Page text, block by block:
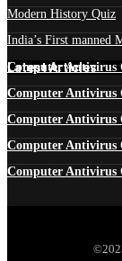
Modern History Quiz
India’s First manned
Latest Articles
Computer Antivirus
Computer Antivirus
Computer Antivirus
Computer Antivirus
Computer Antivirus